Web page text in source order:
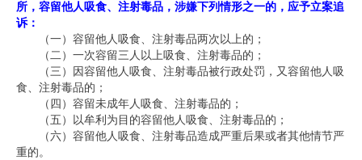
所，容留他人吸食、注射毒品，涉嫌下列情形之一的，应予立案追
诉：
（一）容留他人吸食、注射毒品两次以上的；
（二）一次容留三人以上吸食、注射毒品的；
（三）因容留他人吸食、注射毒品被行政处罚，又容留他人吸
食、注射毒品的；
（四）容留未成年人吸食、注射毒品的；
（五）以牟利为目的容留他人吸食、注射毒品的；
（六）容留他人吸食、注射毒品造成严重后果或者其他情节严
重的。